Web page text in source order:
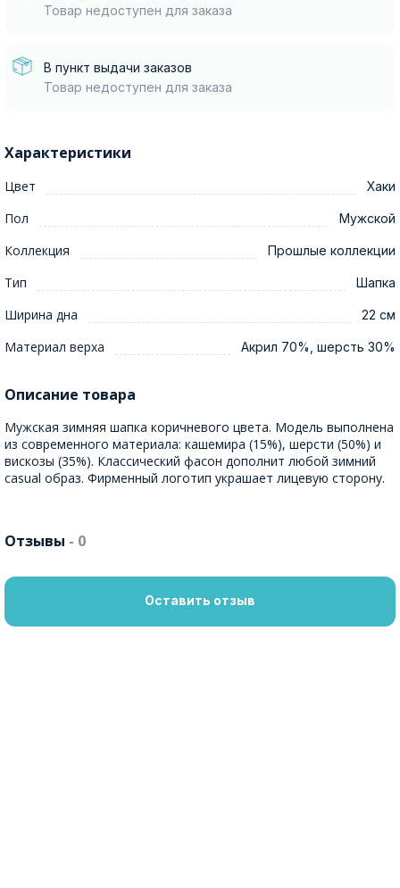
Товар недоступен для заказа
В пункт выдачи заказов
Товар недоступен для заказа
Характеристики
Цвет Хаки
Пол Мужской
Коллекция Прошлые коллекции
Тип Шапка
Ширина дна 22 см
Материал верха Акрил 70%, шерсть 30%
Описание товара
Мужская зимняя шапка коричневого цвета. Модель выполнена
из современного материала: кашемира (15%), шерсти (50%) и
вискозы (35%). Классический фасон дополнит любой зимний
casual образ. Фирменный логотип украшает лицевую сторону.
Отзывы - 0
Оставить отзыв